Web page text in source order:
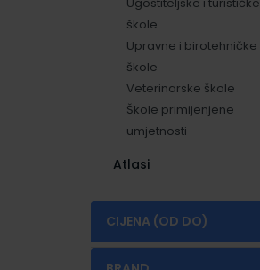
škole
Upravne i birotehničke
škole
Veterinarske škole
Škole primijenjene
umjetnosti
Atlasi
CIJENA (OD DO)